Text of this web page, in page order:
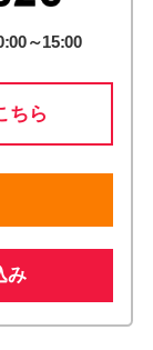
～15:00
ちら
み